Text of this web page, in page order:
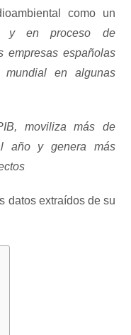
como un
y en proceso de
empresas españolas
mundial en algunas
moviliza más de
año y genera más
datos extraídos de su